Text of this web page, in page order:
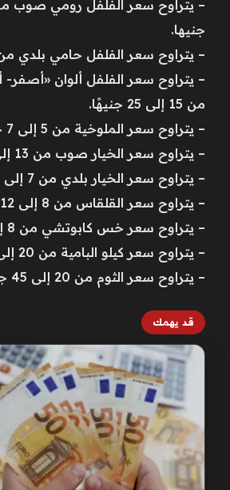
جنيها.
– يتراوح سعر الفلفل حامي بلدي من 7 إلى 15
– يتراوح سعر الفلفل ألوان «أصفر-
من 15 إلى 25 جنيهًا.
– يتراوح سعر الملوخية من 5 إلى 7 جنيهات.
– يتراوح سعر الخيار صوب من 13 إلى 17 جنيها.
– يتراوح سعر الخيار بلدي من 7 إلى 13 جنيها.
– يتراوح سعر القلقاس من 8 إلى 12 جنيها.
– يتراوح سعر خس كابوتشي من 8 إلى 12 جنيها.
– يتراوح سعر كيلو البامية من 20 إلى 45 جنيها.
– يتراوح سعر الثوم من 20 إلى 45 جنيها.
قد يهمك